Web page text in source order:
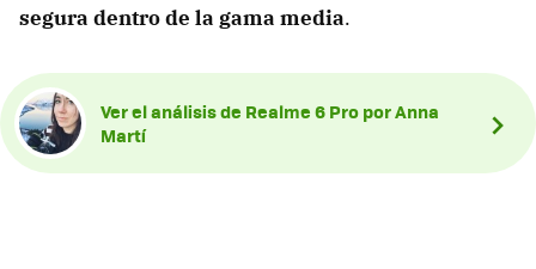
segura dentro de la gama media.
Ver el análisis de Realme 6 Pro por Anna
Martí